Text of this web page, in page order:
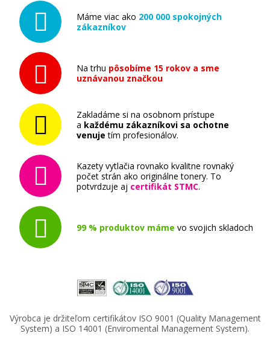
41,90 €
Kompatibilná náplň s EPSON T9452
Kompatibilná náplň
41,90 €
(čierna)
Kompatibilná náplň
Máme viac ako 200 000 spokojných
zákazníkov
Na trhu pôsobíme 15 rokov a sme
uznávanou značkou
Zakladáme si na osobnom prístupe
a každému zákazníkovi sa ochotne
venuje tím profesionálov.
Kazety vytlačia rovnako kvalitne rovnaký
počet strán ako originálne tonery. To
potvrdzuje aj certifikát STMC.
99 % produktov máme vo svojich skladoch
Výrobca je držiteľom certifikátov ISO 9001 (Quality Management
System) a ISO 14001 (Enviromental Management System).